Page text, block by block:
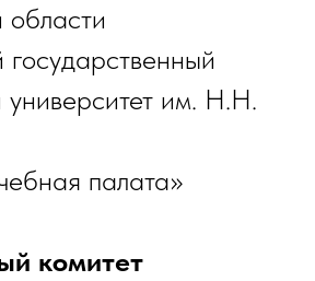
университет им. Н.Н.
палата»
комитет